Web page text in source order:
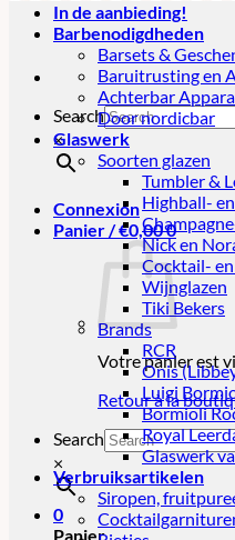
Search
×
Connexion
Panier /€0,000
Votre panier est
Retour à la
Search
×
0
Panier
In de aanbieding!
Barbenodigdheden
Barsets &
Baruitrusting en
Achterbar
Door nordicbar
Glaswerk
Soorten glazen
Tumbler &
Highball-
Nick en
Cocktail-
Wijnglazen
Tiki Bekers
Brands
RCR
Onis
Luigi
Bormioli
Royal
Glaswerk
Verbruiksartikelen
Siropen,